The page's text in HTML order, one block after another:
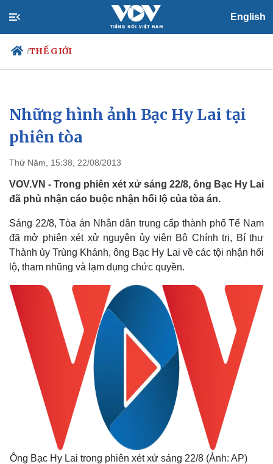
English
/THẾ GIỚI
Chính trị
Đảng
Tổ chức nhân sự
Nhận diện sự thật
Xã hội
Việc làm
Biển đảo
Những hình ảnh Bạc Hy Lai tại
phiên tòa
Thứ Năm, 15:38, 22/08/2013
VOV.VN - Trong phiên xét xử sáng 22/8, ông Bạc Hy Lai
đã phủ nhận cáo buộc nhận hối lộ của tòa án.
Sáng 22/8, Tòa án Nhân dân trung cấp thành phố Tế Nam
đã mở phiên xét xử nguyên ủy viên Bộ Chính trị, Bí thư
Thành ủy Trùng Khánh, ông Bạc Hy Lai về các tội nhận hối
lộ, tham nhũng và lạm dụng chức quyền.
Ông Bạc Hy Lai trong phiên xét xử sáng 22/8 (Ảnh: AP)